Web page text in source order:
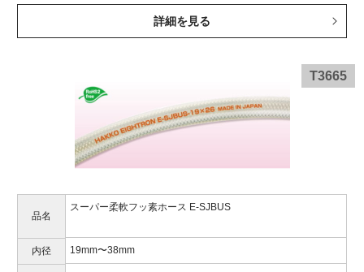
詳細を見る
T3665
品名
スーパー柔軟フッ素ホース E-SJBUS
内径 19mm〜38mm